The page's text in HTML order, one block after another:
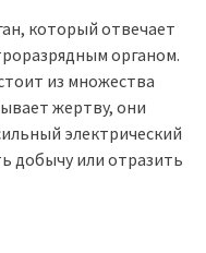
который отвечает
органом.
из множества
жертву, они
электрический
добычу или отразить